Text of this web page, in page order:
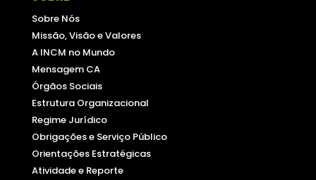
Sobre Nós
Missão, Visão e Valores
A INCM no Mundo
Mensagem CA
Órgãos Sociais
Estrutura Organizacional
Regime Jurídico
Obrigações e Serviço Público
Orientações Estratégicas
Atividade e Reporte